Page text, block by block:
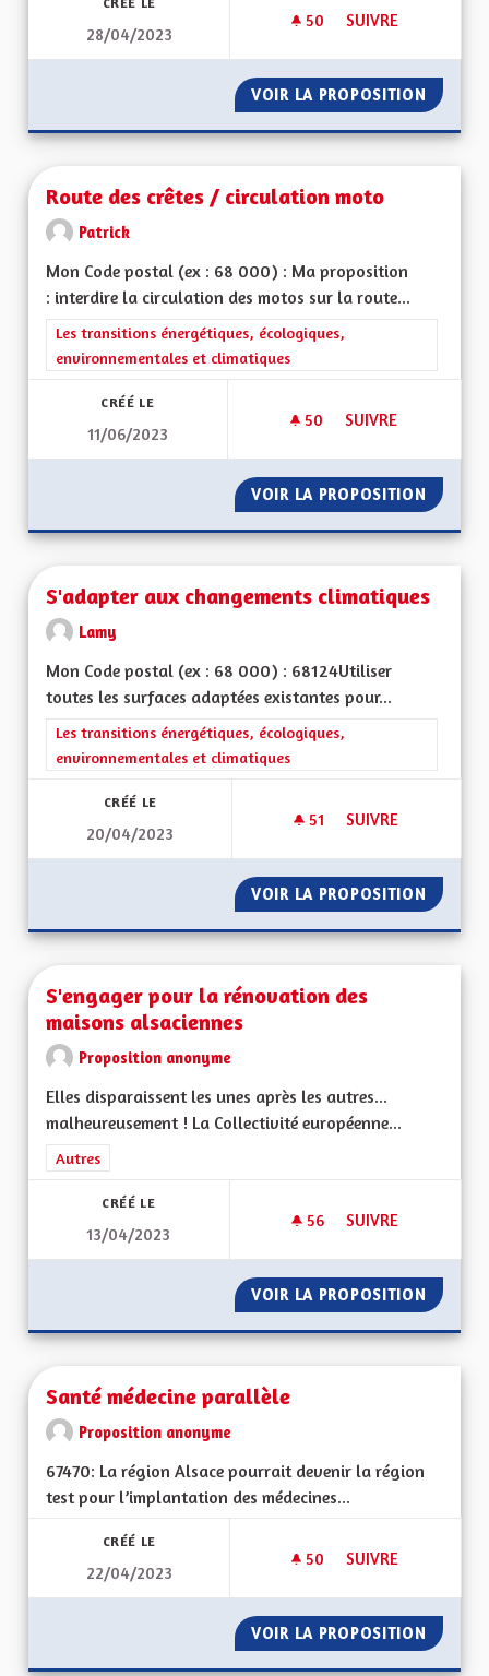
28/04/2023
50 50 ABONNÉS
SUIVRE
VOIR LA PROPOSITION
Route des crêtes / circulation moto
Patrick
Mon Code postal (ex : 68 000) : Ma proposition
: interdire la circulation des motos sur la route...
Filtrer les résultats de la catégorie : Les transitions
Les transitions énergétiques, écologiques,
environnementales et climatiques
CRÉÉ LE
11/06/2023
50 50 ABONNÉS
SUIVRE
VOIR LA PROPOSITION
S'adapter aux changements climatiques
Lamy
Mon Code postal (ex : 68 000) : 68124Utiliser
toutes les surfaces adaptées existantes pour...
Filtrer les résultats de la catégorie : Les transitions
Les transitions énergétiques, écologiques,
environnementales et climatiques
CRÉÉ LE
20/04/2023
51 51 ABONNÉS
SUIVRE
VOIR LA PROPOSITION
S'engager pour la rénovation des
maisons alsaciennes
Proposition anonyme
Elles disparaissent les unes après les autres...
malheureusement ! La Collectivité européenne...
Filtrer les résultats de la catégorie : Autres
Autres
CRÉÉ LE
13/04/2023
56 56 ABONNÉS
SUIVRE
VOIR LA PROPOSITION
Santé médecine parallèle
Proposition anonyme
67470: La région Alsace pourrait devenir la région
test pour l’implantation des médecines...
CRÉÉ LE
22/04/2023
50 50 ABONNÉS
SUIVRE
VOIR LA PROPOSITION SANTÉ